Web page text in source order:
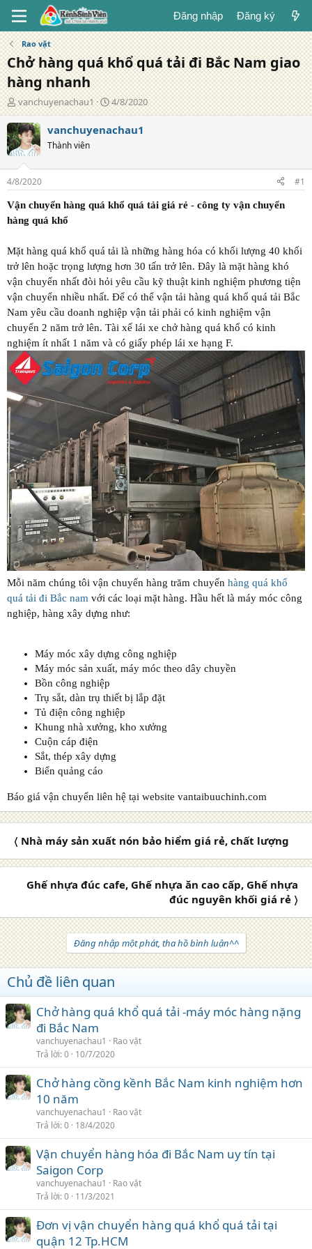
Đăng nhập Đăng ký
Rao vặt
Chở hàng quá khổ quá tải đi Bắc Nam giao
hàng nhanh
T
á
c
g
i
ả
vanchuyenachau1
N
g
à
g
4/8/2020
vanchuyenachau1
Thành viên
4/8/2020 #1
Vận chuyển hàng quá khổ quá tải giá rẻ - công ty vận chuyển
hàng quá khổ
Mặt hàng quá khổ quá tải là những hàng hóa có khối lượng 40 khối
trở lên hoặc trọng lượng hơn 30 tấn trở lên. Đây là mặt hàng khó
vận chuyển nhất đòi hỏi yêu cầu kỹ thuật kinh nghiệm phương tiện
vận chuyển nhiều nhất. Để có thể vận tải hàng quá khổ quá tải Bắc
Nam yêu cầu doanh nghiệp vận tải phải có kinh nghiệm vận
chuyển 2 năm trở lên. Tài xế lái xe chở hàng quá khổ có kinh
nghiệm ít nhất 1 năm và có giấy phép lái xe hạng F.
Mỗi năm chúng tôi vận chuyển hàng trăm chuyến hàng quá khổ
quá tải đi Bắc nam với các loại mặt hàng. Hầu hết là máy móc công
nghiệp, hàng xây dựng như:
Máy móc xây dựng công nghiệp
Máy móc sản xuất, máy móc theo dây chuyền
Bồn công nghiệp
Trụ sắt, dàn trụ thiết bị lắp đặt
Tủ điện công nghiệp
Khung nhà xưởng, kho xưởng
Cuộn cáp điện
Sắt, thép xây dựng
Biển quảng cáo
Báo giá vận chuyển liên hệ tại website vantaibuuchinh.com
〈 Nhà máy sản xuất nón bảo hiểm giá rẻ, chất lượng
Ghế nhựa đúc cafe, Ghế nhựa ăn cao cấp, Ghế nhựa
đúc nguyên khối giá rẻ 〉
Đăng nhập một phát, tha hồ bình luận^^
Chủ đề liên quan
Chở hàng quá khổ quá tải -máy móc hàng nặng
đi Bắc Nam
vanchuyenachau1
Rao vặt
Trả lời 0 10/7/2020
Chở hàng cồng kềnh Bắc Nam kinh nghiệm hơn
10 năm
vanchuyenachau1
Rao vặt
Trả lời 0 18/4/2020
Vận chuyển hàng hóa đi Bắc Nam uy tín tại
Saigon Corp
vanchuyenachau1
Rao vặt
Trả lời 0 11/3/2021
Đơn vị vận chuyển hàng quá khổ quá tải tại
quận 12 Tp.HCM